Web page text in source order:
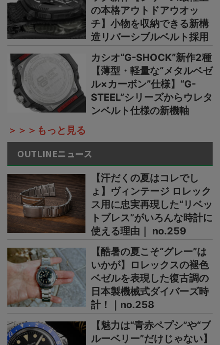
の本格アウトドアウオッ
チ】小物を収納できる新構
造リバーシブルベルト採用
カシオ“G-SHOCK”新作2種
【薄型・軽量な“メタルベゼ
ル×カーボン”仕様】“G-
STEEL”シリーズからウレタ
ンベルト仕様の新機軸
＞＞＞もっと見る
OUTLINEニュース
【汗だくの夏はコレでし
ょ】ヴィンテージ ロレック
ス用に忠実再現した“リベッ
トブレス”がいろんな時計に
使える理由｜ no.259
【酷暑の夏こそ“グレー”は
いかが】ロレックスの褪色
ベゼルを表現した復古調の
日本製機械式ダイバーズ時
計！｜no.258
【魅力は“青赤ペプシ”や“ブ
ルーベリー”だけじゃない】